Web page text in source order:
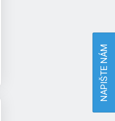
NAPIŠTE NÁM